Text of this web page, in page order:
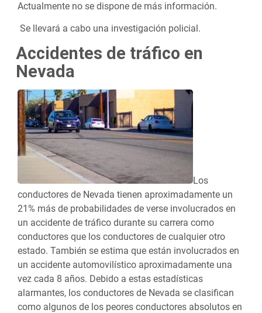
Actualmente no se dispone de más información.
Se llevará a cabo una investigación policial.
Accidentes de tráfico en
Nevada
Los
conductores de Nevada tienen aproximadamente un
21% más de probabilidades de verse involucrados en
un accidente de tráfico durante su carrera como
conductores que los conductores de cualquier otro
estado. También se estima que están involucrados en
un accidente automovilístico aproximadamente una
vez cada 8 años. Debido a estas estadísticas
alarmantes, los conductores de Nevada se clasifican
como algunos de los peores conductores absolutos en